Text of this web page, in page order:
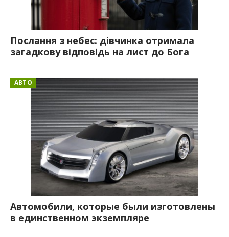
Послання з небес: дівчинка отримала
загадкову відповідь на лист до Бога
АВТО
Автомобили, которые были изготовлены
в единственном экземпляре